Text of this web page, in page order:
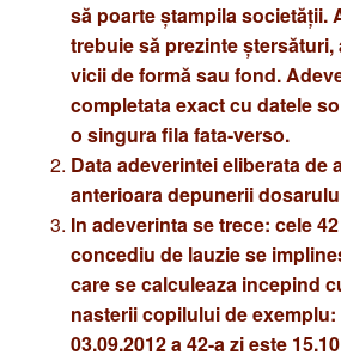
să poarte ştampila societăţii.
trebuie să prezinte
vicii de formă sau fond.
completata exact cu datele
o singura fila fata-verso.
Data adeverintei eliberata de
anterioara depunerii
In adeverinta se trece: cele
concediu de lauzie se
care se calculeaza incepind
nasterii copilului de
03.09.2012 a 42-a zi este